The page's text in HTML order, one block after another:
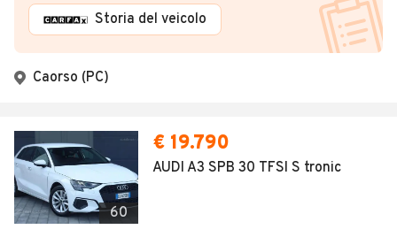
Storia del veicolo
Caorso (PC)
60
€ 19.790
AUDI A3 SPB 30 TFSI S tronic